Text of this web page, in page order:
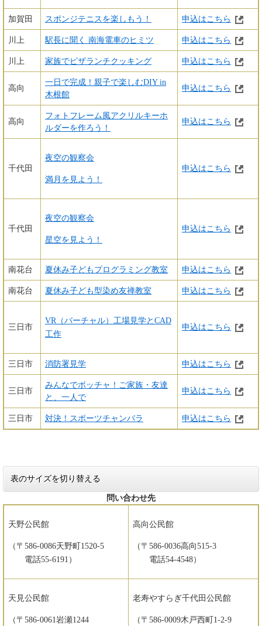
加賀田 スポンジテニスを楽しもう！ 申込はこちら
川上 駅長に聞く 南海電車のヒミツ 申込はこちら
川上 家族でピザランチクッキング 申込はこちら
高向
一日で完成！親子で楽しむDIY in
木根館
申込はこちら
高向
フォトフレーム風アクリルキーホ
ルダーを作ろう！
申込はこちら
千代田
夜空の観察会
満月を見よう！
申込はこちら
千代田
夜空の観察会
星空を見よう！
申込はこちら
南花台 夏休み子どもプログラミング教室 申込はこちら
南花台 夏休み子ども型染め友禅教室 申込はこちら
三日市
VR（バーチャル）工場見学とCAD
工作
申込はこちら
三日市 消防署見学 申込はこちら
三日市
みんなでボッチャ！ご家族・友達
と、一人で
申込はこちら
三日市 対決！スポーツチャンバラ 申込はこちら
表のサイズを切り替える
問い合わせ先
天野公民館
（〒586‐0086天野町1520‐5
電話55‐6191）
高向公民館
（〒586‐0036高向515‐3
電話54‐4548）
天見公民館
（〒586‐0061岩瀬1244
老寿やすらぎ千代田公民館
（〒586‐0009木戸西町1‐2‐9